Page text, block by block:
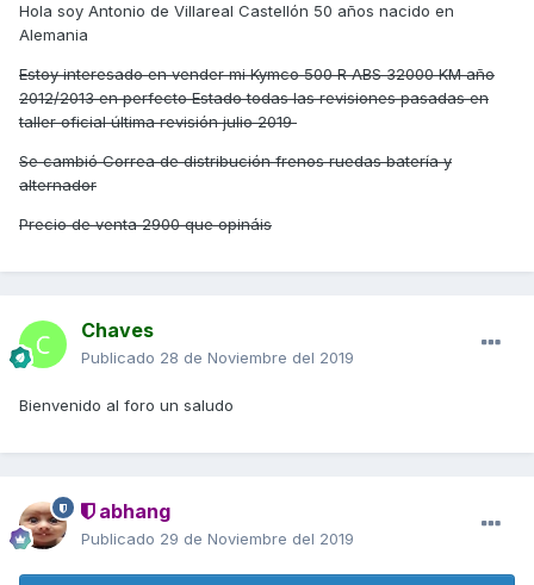
Hola soy Antonio de Villareal Castellón 50 años nacido en
Alemania
Estoy interesado en vender mi Kymco 500 R ABS 32000 KM año
2012/2013 en perfecto Estado todas las revisiones pasadas en
taller oficial última revisión julio 2019
Se cambió Correa de distribución frenos ruedas batería y
alternador
Precio de venta 2900 que opináis
Chaves
Publicado 28 de Noviembre del 2019
Bienvenido al foro un saludo
abhang
Publicado 29 de Noviembre del 2019